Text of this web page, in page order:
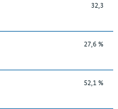
32,3
27,6 %
52,1 %